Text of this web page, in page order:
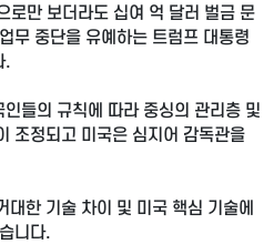
로만 보더라도 십여 억 달러 벌금 문
무 중단을 유예하는 트럼프 대통령
.
들의 규칙에 따라 중싱의 관리층 및
조정되고 미국은 심지어 감독관을
대한 기술 차이 및 미국 핵심 기술에
니다.